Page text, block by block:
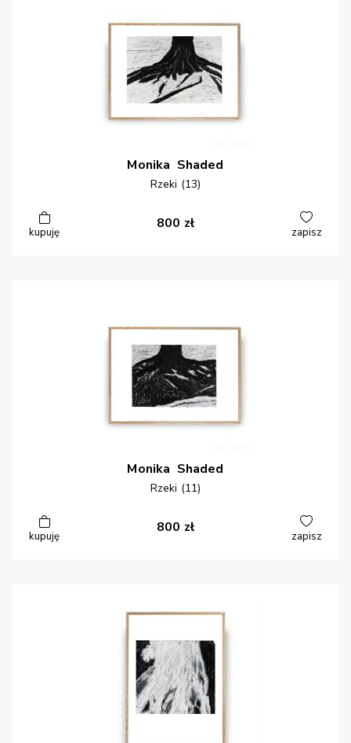
Monika Shaded
Rzeki (13)
kupuję
800 zł
zapisz
Monika Shaded
Rzeki (11)
kupuję
800 zł
zapisz